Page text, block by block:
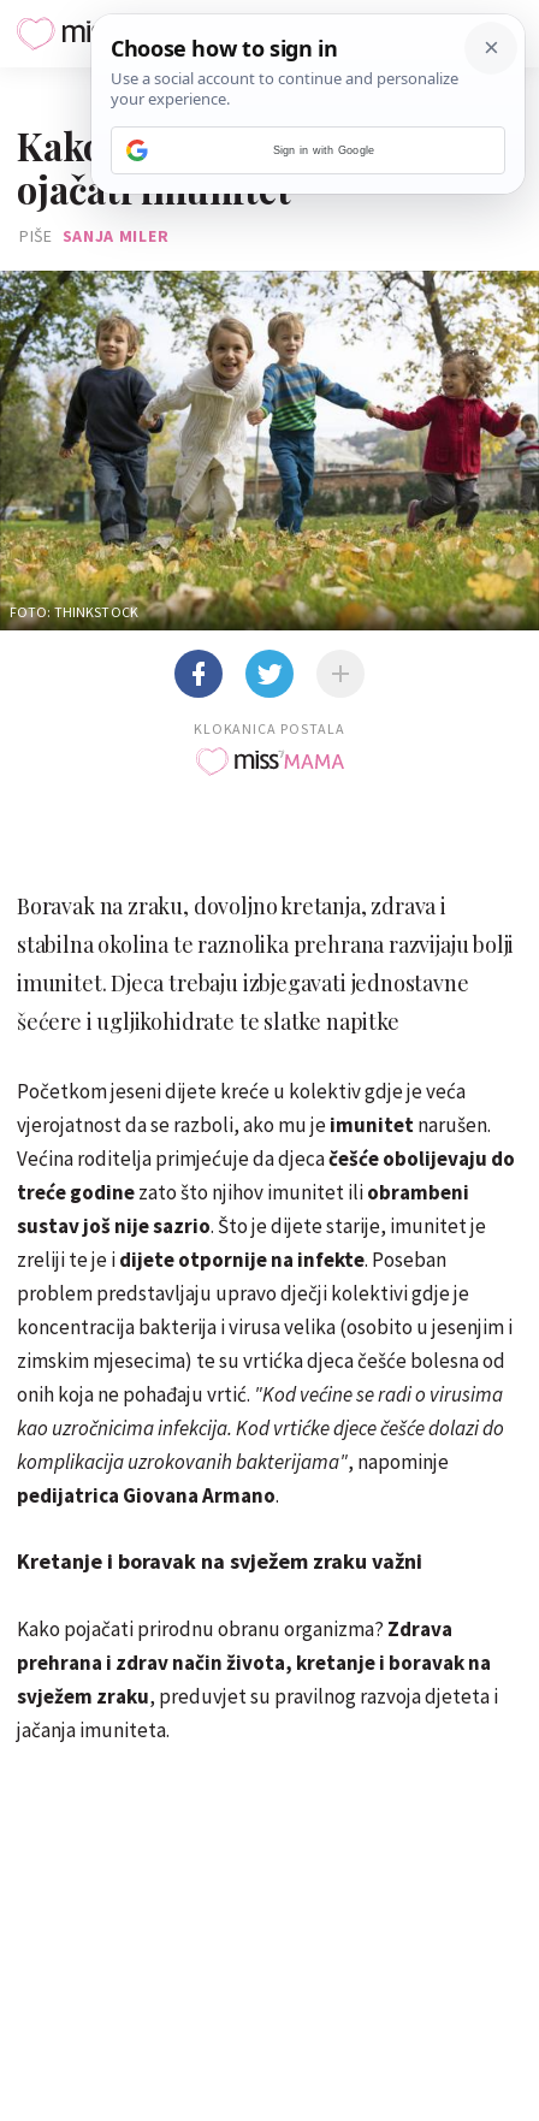
Kako bez dodataka prehrani
ojačati imunitet
PIŠE SANJA MILER
FOTO: THINKSTOCK
KLOKANICA POSTALA
Boravak na zraku, dovoljno kretanja, zdrava i
stabilna okolina te raznolika prehrana razvijaju bolji
imunitet. Djeca trebaju izbjegavati jednostavne
šećere i ugljikohidrate te slatke napitke
Početkom jeseni dijete kreće u kolektiv gdje je veća
vjerojatnost da se razboli, ako mu jeimunitetnarušen.
Većina roditelja primjećuje da djecačešće obolijevaju do
treće godinezato što njihov imunitet iliobrambeni
sustav još nije sazrio. Što je dijete starije, imunitet je
zreliji te je idijete otpornije na infekte. Poseban
problem predstavljaju upravo dječji kolektivi gdje je
koncentracija bakterija i virusa velika (osobito u jesenjim i
zimskim mjesecima) te su vrtićka djeca češće bolesna od
onih koja ne pohađaju vrtić. "Kod većine se radi o virusima
kao uzročnicima infekcija. Kod vrtićke djece češće dolazi do
komplikacija uzrokovanih bakterijama", napominje
pedijatrica Giovana Armano.
Kretanje i boravak na svježem zraku važni
Kako pojačati prirodnu obranu organizma? Zdrava
prehrana i zdrav način života, kretanje i boravak na
svježem zraku, preduvjet su pravilnog razvoja djeteta i
jačanja imuniteta.
Sign in with Google